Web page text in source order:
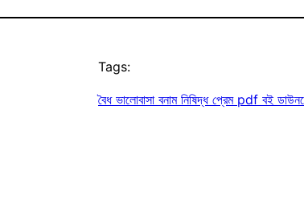
Tags:
বৈধ ভালোবাসা বনাম নিষিদ্ধ প্রেম pdf বই